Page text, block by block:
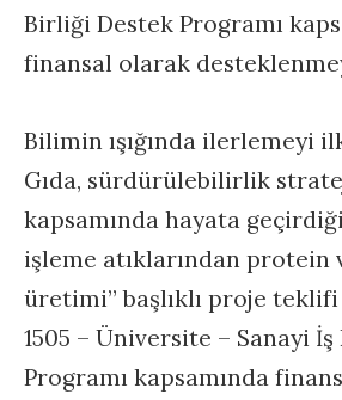
Birliği Destek Programı
finansal olarak
Bilimin ışığında ilerlemeyi
Gıda, sürdürülebilirlik
kapsamında hayata
işleme atıklarından
üretimi” başlıklı proje
1505 – Üniversite – Sanayi
Programı kapsamında